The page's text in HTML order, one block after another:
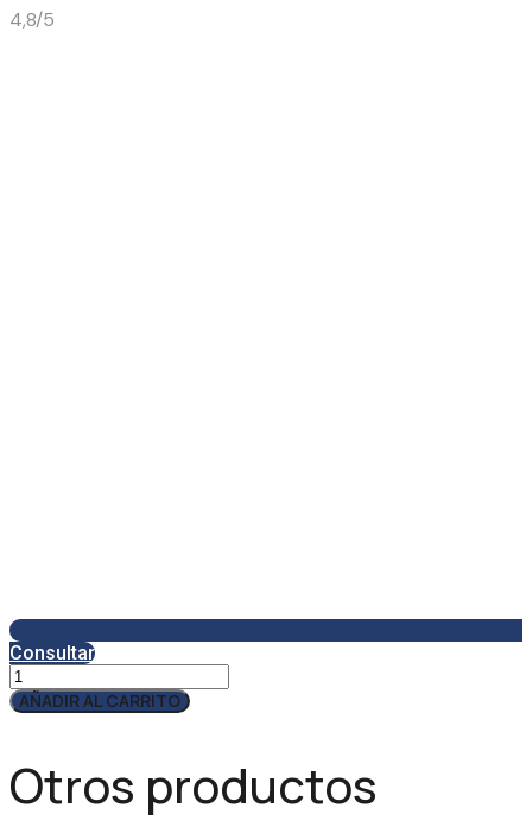
4,8/5
Consultar
Servicio
Técnico
SAT430
AÑADIR AL CARRITO
Otros productos